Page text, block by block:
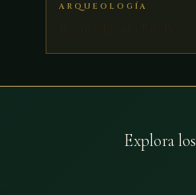
ARQUEOLOGÍA
Explora los